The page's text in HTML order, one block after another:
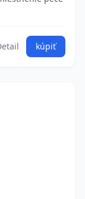
kúpiť